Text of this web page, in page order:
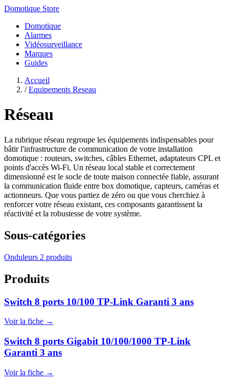
Domotique Store
Domotique
Alarmes
Vidéosurveillance
Marques
Guides
Accueil
/ Equipements Reseau
Réseau
La rubrique réseau regroupe les équipements indispensables pour
bâtir l'infrastructure de communication de votre installation
domotique : routeurs, switches, câbles Ethernet, adaptateurs CPL et
points d'accès Wi-Fi. Un réseau local stable et correctement
dimensionné est le socle de toute maison connectée fiable, assurant
la communication fluide entre box domotique, capteurs, caméras et
actionneurs. Que vous partiez de zéro ou que vous cherchiez à
renforcer votre réseau existant, ces composants garantissent la
réactivité et la robustesse de votre système.
Sous-catégories
Onduleurs 2 produits
Produits
Switch 8 ports 10/100 TP-Link Garanti 3 ans
Voir la fiche →
Switch 8 ports Gigabit 10/100/1000 TP-Link
Garanti 3 ans
Voir la fiche →